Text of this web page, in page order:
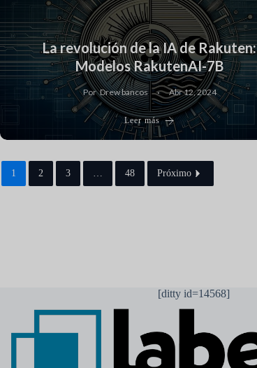
La revolución de la IA de Rakuten:
Modelos RakutenAI-7B
Por Drew bancos Abr 12, 2024
Leer más
1 2 3 … 48 Próximo
[ditty id=14568]